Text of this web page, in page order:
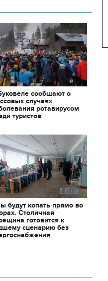
сообщают о
случаях
ротавирусом
туристов
будут копать прямо во
Столичная
готовится к
сценарию без
к фильму